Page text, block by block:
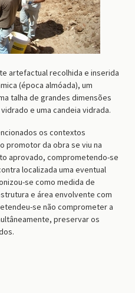
artefactual recolhida e inserida
(época almóada), um
talha de grandes dimensões
e uma candeia vidrada.
os contextos
promotor da obra se viu na
aprovado, comprometendo-se
localizada uma eventual
se como medida de
e área envolvente com
se não comprometer a
preservar os